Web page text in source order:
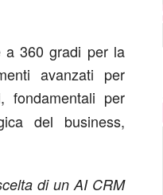
a 360 gradi per la
avanzati per
, fondamentali per
del business,
di un AI CRM